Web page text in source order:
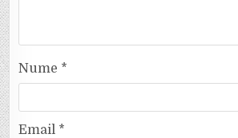
Nume *
Email *